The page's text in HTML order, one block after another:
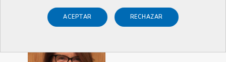
ACEPTAR RECHAZAR